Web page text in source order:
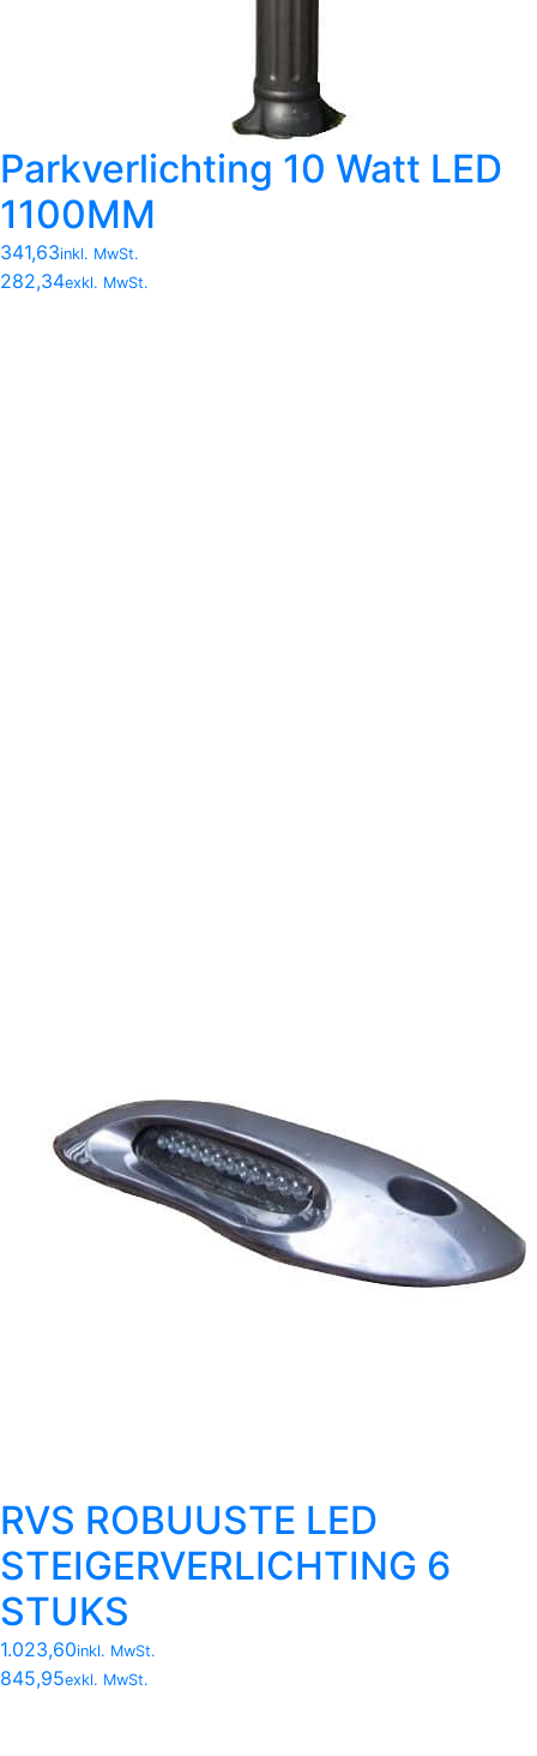
Parkverlichting 10 Watt LED
1100MM
341,63inkl. MwSt.
282,34exkl. MwSt.
RVS ROBUUSTE LED
STEIGERVERLICHTING 6
STUKS
1.023,60inkl. MwSt.
845,95exkl. MwSt.